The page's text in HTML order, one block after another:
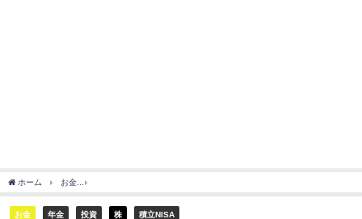
ホーム お金
お金 年金 投資 株 積立NISA